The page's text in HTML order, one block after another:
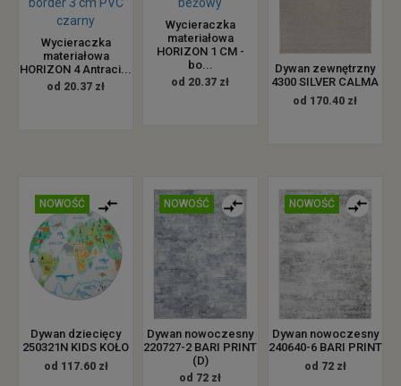
Wycieraczka
materiałowa
HORIZON 4 Antraci...
od 20.37 zł
Wycieraczka
materiałowa
HORIZON 1 CM -
bo...
od 20.37 zł
Dywan zewnętrzny
4300 SILVER CALMA
od 170.40 zł
NOWOŚĆ
Dywan dziecięcy
250321N KIDS KOŁO
od 117.60 zł
NOWOŚĆ
Dywan nowoczesny
220727-2 BARI PRINT
(D)
od 72 zł
NOWOŚĆ
Dywan nowoczesny
240640-6 BARI PRINT
od 72 zł